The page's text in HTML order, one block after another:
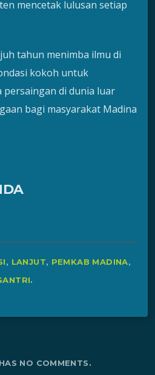
mencetak lulusan setiap
tahun menimba ilmu di
kokoh untuk
persaingan di dunia luar
bagi masyarakat Madina
, LANJUT, PEMKAB MADINA,
.
NO COMMENTS.